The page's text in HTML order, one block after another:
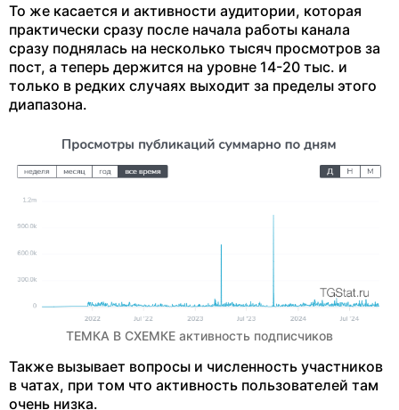
То же касается и активности аудитории, которая
практически сразу после начала работы канала
сразу поднялась на несколько тысяч просмотров за
пост, а теперь держится на уровне 14-20 тыс. и
только в редких случаях выходит за пределы этого
диапазона.
ТЕМКА В СХЕМКЕ активность подписчиков
Также вызывает вопросы и численность участников
в чатах, при том что активность пользователей там
очень низка.